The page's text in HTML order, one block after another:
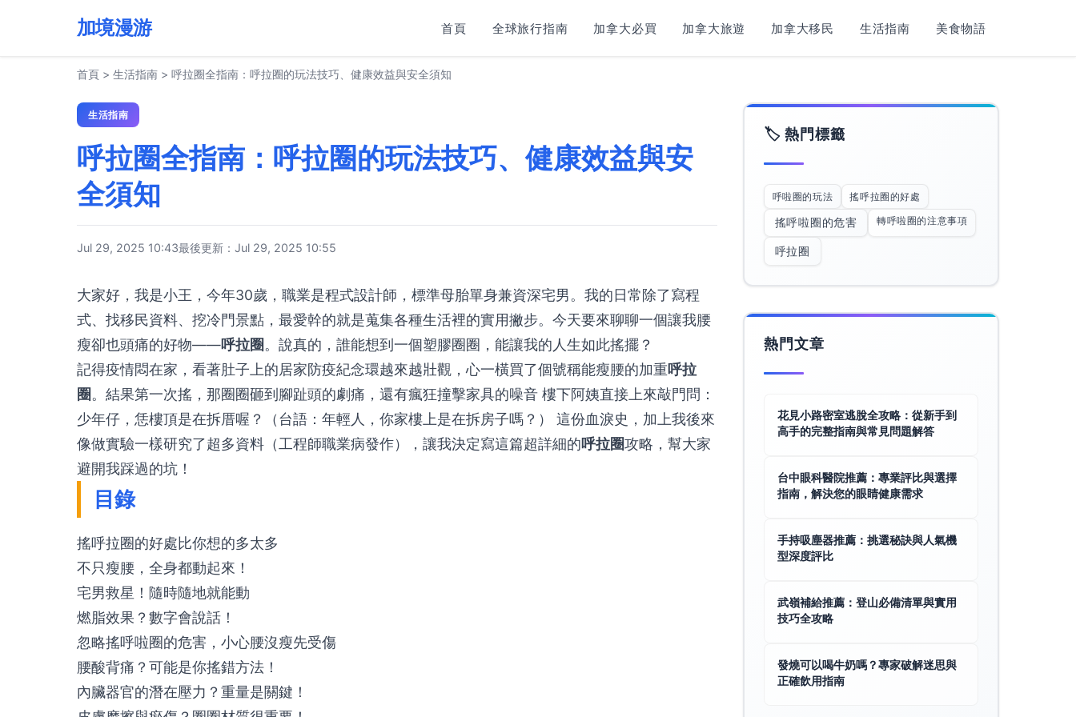
加境漫游 首頁 全球旅行指南 加拿大必買 加拿大旅遊​ 加拿大移民 生活指南 美食物語
首頁 > 生活指南 > 呼拉圈全指南：呼拉圈的玩法技巧、健康效益與安全須知
生活指南
呼拉圈全指南：呼拉圈的玩法技巧、健康效益與安
全須知
Jul 29, 2025 10:43最後更新：Jul 29, 2025 10:55
大家好，我是小王，今年30歲，職業是程式設計師，標準母胎單身兼資深宅男。我的日常除了寫程
式、找移民資料、挖冷門景點，最愛幹的就是蒐集各種生活裡的實用撇步。今天要來聊聊一個讓我腰
瘦卻也頭痛的好物——呼拉圈。說真的，誰能想到一個塑膠圈圈，能讓我的人生如此搖擺？
記得疫情悶在家，看著肚子上的居家防疫紀念環越來越壯觀，心一橫買了個號稱能瘦腰的加重呼拉
圈。結果第一次搖，那圈圈砸到腳趾頭的劇痛，還有瘋狂撞擊家具的噪音 樓下阿姨直接上來敲門問：
少年仔，恁樓頂是在拆厝喔？（台語：年輕人，你家樓上是在拆房子嗎？） 這份血淚史，加上我後來
像做實驗一樣研究了超多資料（工程師職業病發作），讓我決定寫這篇超詳細的呼拉圈攻略，幫大家
避開我踩過的坑！
目錄
搖呼拉圈的好處比你想的多太多
不只瘦腰，全身都動起來！
宅男救星！隨時隨地就能動
燃脂效果？數字會說話！
忽略搖呼啦圈的危害，小心腰沒瘦先受傷
腰酸背痛？可能是你搖錯方法！
內臟器官的潛在壓力？重量是關鍵！
🏷️ 熱門標籤
呼啦圈的玩法 搖呼拉圈的好處
搖呼啦圈的危害 轉呼啦圈的注意事項
呼拉圈
熱門文章
花見小路密室逃脫全攻略：從新手到
高手的完整指南與常見問題解答
台中眼科醫院推薦：專業評比與選擇
指南，解決您的眼睛健康需求
手持吸塵器推薦：挑選秘訣與人氣機
型深度評比
武嶺補給推薦：登山必備清單與實用
技巧全攻略
發燒可以喝牛奶嗎？專家破解迷思與
正確飲用指南